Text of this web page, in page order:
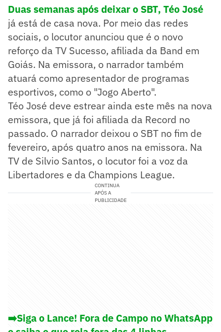
Duas semanas após deixar o SBT, Téo José
já está de casa nova. Por meio das redes
sociais, o locutor anunciou que é o novo
reforço da TV Sucesso, afiliada da Band em
Goiás. Na emissora, o narrador também
atuará como apresentador de programas
esportivos, como o "Jogo Aberto".
Téo José deve estrear ainda este mês na nova
emissora, que já foi afiliada da Record no
passado. O narrador deixou o SBT no fim de
fevereiro, após quatro anos na emissora. Na
TV de Silvio Santos, o locutor foi a voz da
Libertadores e da Champions League.
CONTINUA
APÓS A
PUBLICIDADE
➡️Siga o Lance! Fora de Campo no WhatsApp